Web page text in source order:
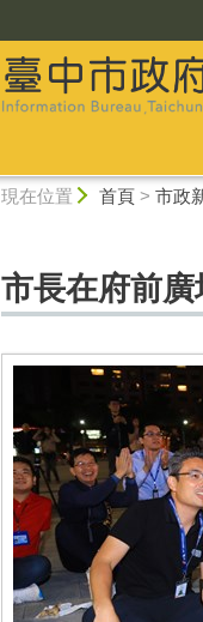
現在位置 首頁> 市政
市長在府前